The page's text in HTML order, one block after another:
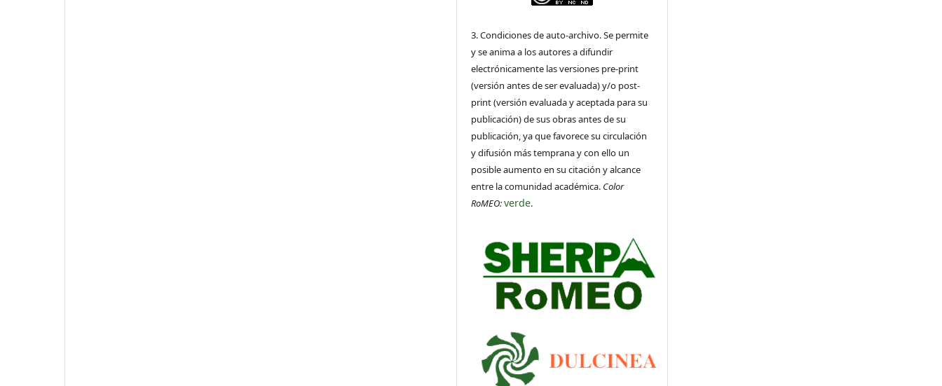
3. Condiciones de auto-archivo. Se permite
y se anima a los autores a difundir
electrónicamente las versiones pre-print
(versión antes de ser evaluada) y/o post-
print (versión evaluada y aceptada para su
publicación) de sus obras antes de su
publicación, ya que favorece su circulación
y difusión más temprana y con ello un
posible aumento en su citación y alcance
entre la comunidad académica. Color
RoMEO:verde.